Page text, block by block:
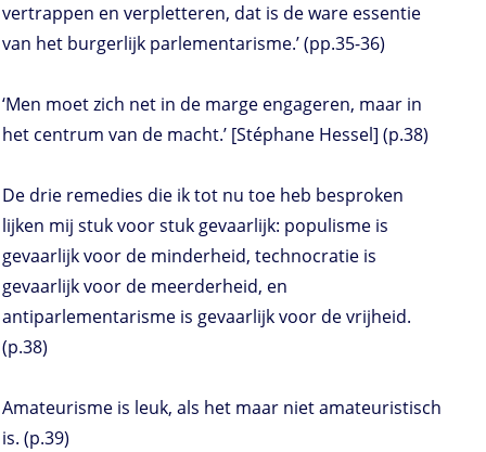
vertrappen en verpletteren, dat is de ware essentie
van het burgerlijk parlementarisme.’ (pp.35-36)
‘Men moet zich net in de marge engageren, maar in
het centrum van de macht.’ [Stéphane Hessel] (p.38)
De drie remedies die ik tot nu toe heb besproken
lijken mij stuk voor stuk gevaarlijk: populisme is
gevaarlijk voor de minderheid, technocratie is
gevaarlijk voor de meerderheid, en
antiparlementarisme is gevaarlijk voor de vrijheid.
(p.38)
Amateurisme is leuk, als het maar niet amateuristisch
is. (p.39)